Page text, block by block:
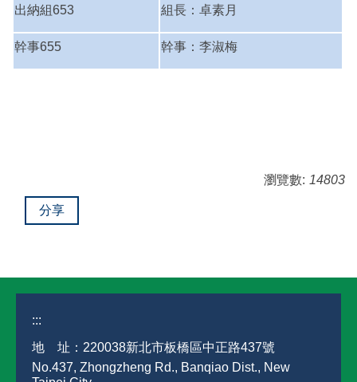
出納組653 組長：卓素月
幹事655 幹事：李淑梅
瀏覽數: 14803
分享
:::
地 址：220038新北市板橋區中正路437號
No.437, Zhongzheng Rd., Banqiao Dist., New